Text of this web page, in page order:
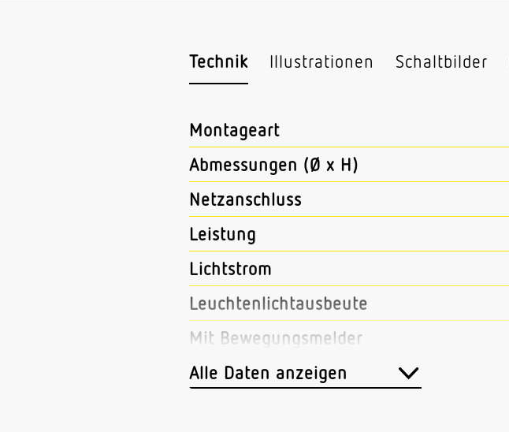
Technik Illustrationen Schaltbilder
Montageart
Abmessungen (Ø x H)
Netzanschluss
Leistung
Lichtstrom
Leuchtenlichtausbeute
Mit Bewegungsmelder
Mit Lichtsensor
Alle Daten anzeigen